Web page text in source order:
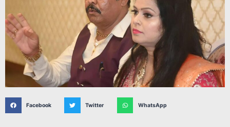
Facebook Twitter WhatsApp